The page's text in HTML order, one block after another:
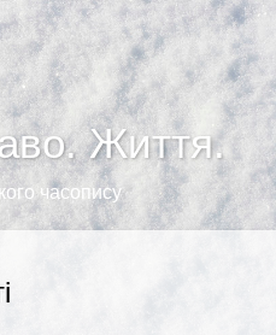
Життя.
часопису